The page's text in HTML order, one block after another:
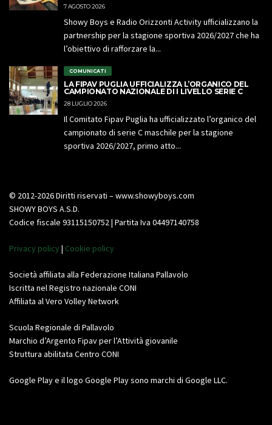
7 AGOSTO 2026
Showy Boys e Radio Orizzonti Activity ufficializzano la
partnership per la stagione sportiva 2026/2027 che ha
l’obiettivo di rafforzare la...
COMUNICATI
LA FIPAV PUGLIA UFFICIALIZZA L’ORGANICO DEL
CAMPIONATO NAZIONALE DI I LIVELLO SERIE C
28 LUGLIO 2026
Il Comitato Fipav Puglia ha ufficializzato l’organico del
campionato di serie C maschile per la stagione
sportiva 2026/2027, primo atto...
© 2012-2026 Diritti riservati – www.showyboys.com
SHOWY BOYS A.S.D.
Codice fiscale 93115150752 | Partita Iva 04497140758
Privacy policy | Cookie policy
Società affiliata alla Federazione Italiana Pallavolo
Iscritta nel Registro nazionale CONI
Affiliata al Vero Volley Network
Scuola Regionale di Pallavolo
Marchio d’Argento Fipav per l’Attività giovanile
Struttura abilitata Centro CONI
Google Play e il logo Google Play sono marchi di Google LLC.